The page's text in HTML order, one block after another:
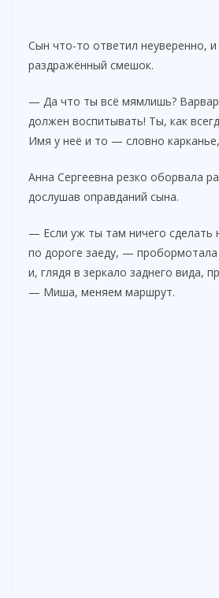
Сын что-то ответил неуверенно,
раздражённый смешок.
— Да что ты всё мямлишь?
должен воспитывать! Ты, как
Имя у неё и то — словно
Анна Сергеевна резко оборвала
дослушав оправданий сына.
— Если уж ты там ничего
по дороге заеду, —
и, глядя в зеркало заднего вида,
— Миша, меняем маршрут.